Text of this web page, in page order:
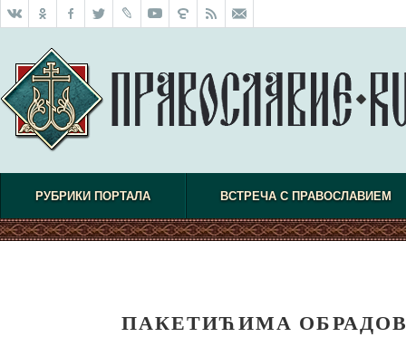
РУБРИКИ ПОРТАЛА ВСТРЕЧА С ПРАВОСЛАВИЕМ
ПАКЕТИЋИМА